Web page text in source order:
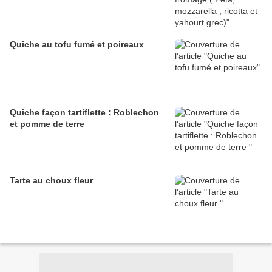
Quiche au tofu fumé et poireaux
Quiche façon tartiflette : Roblechon
et pomme de terre
Tarte au choux fleur